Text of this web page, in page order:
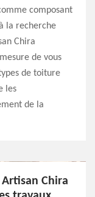
composant
la recherche
Chira
de vous
de toiture
les
de la
Chira